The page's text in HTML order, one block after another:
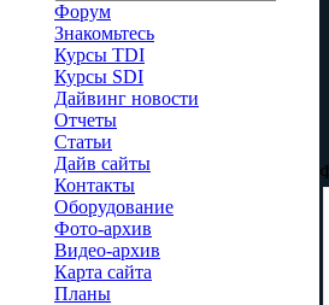
Форум
Знакомьтесь
Курсы TDI
Курсы SDI
Дайвинг новости
Отчеты
Статьи
Дайв сайты
Контакты
Оборудование
Фото-архив
Видео-архив
Карта сайта
Планы